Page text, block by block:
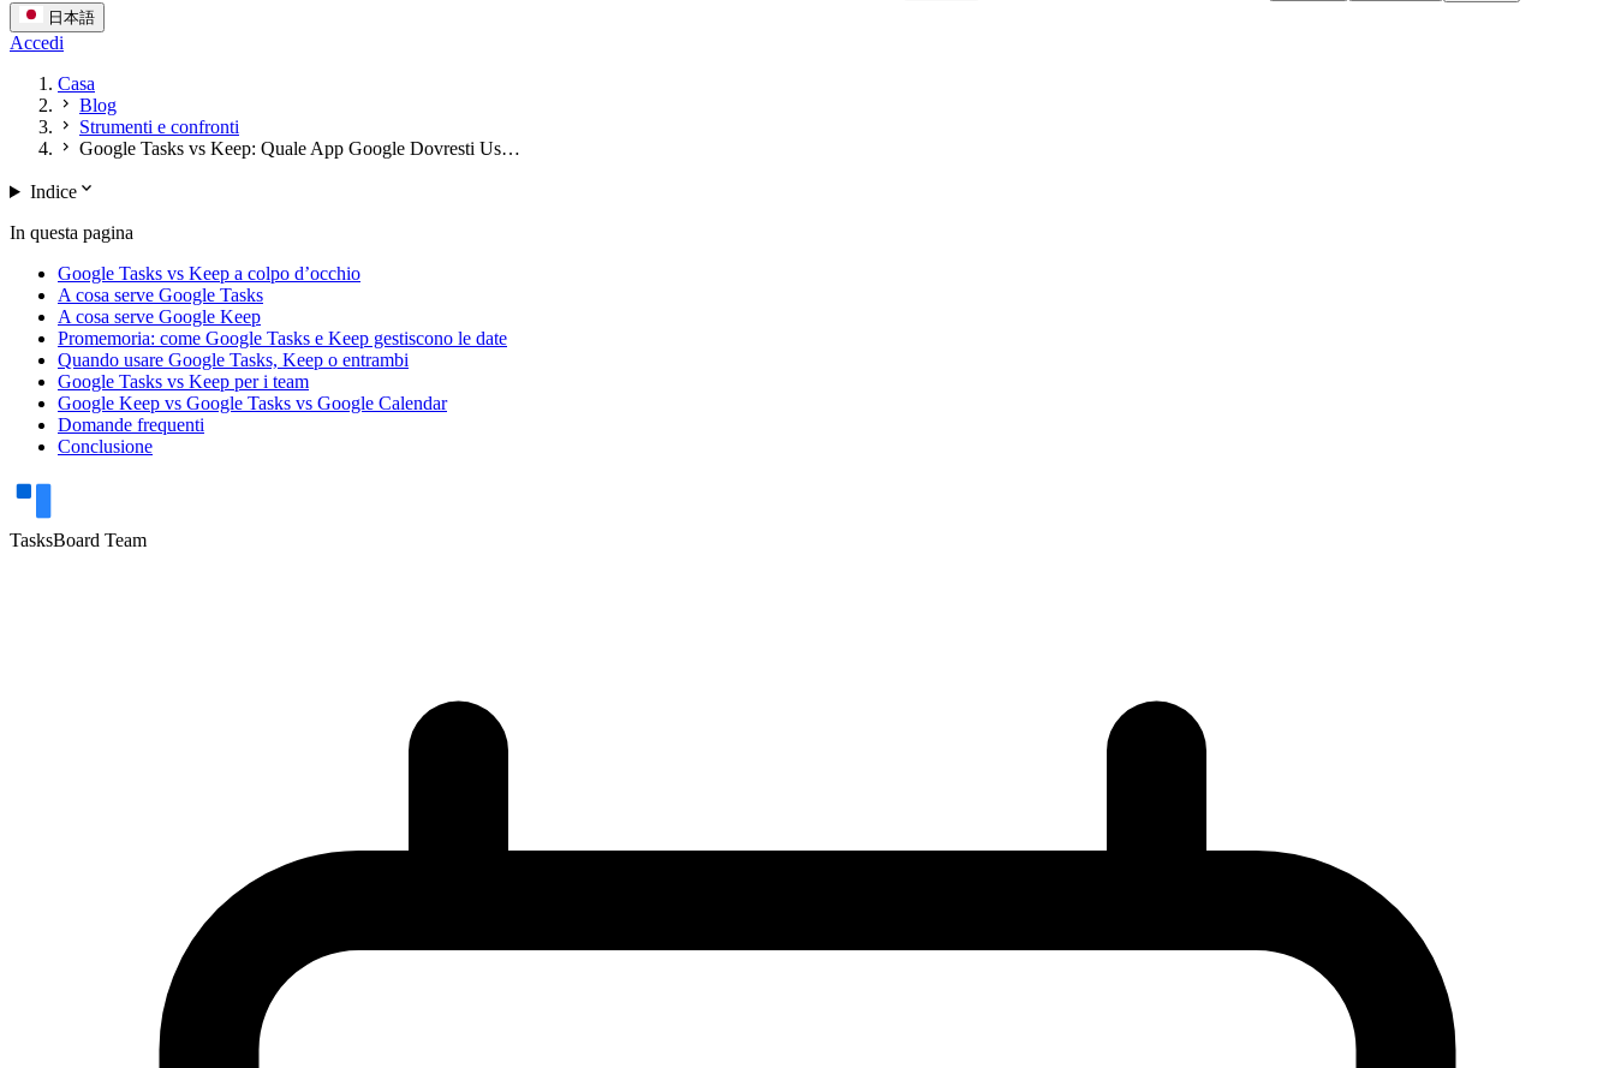
日本語
Accedi
Casa
chevron_right Blog
chevron_right Strumenti e confronti
chevron_right Google Tasks vs Keep: Quale App Google Dovresti Us…
Indiceexpand_more
In questa pagina
Google Tasks vs Keep a colpo d’occhio
A cosa serve Google Tasks
A cosa serve Google Keep
Promemoria: come Google Tasks e Keep gestiscono le date
Quando usare Google Tasks, Keep o entrambi
Google Tasks vs Keep per i team
Google Keep vs Google Tasks vs Google Calendar
Domande frequenti
Conclusione
TasksBoard Team